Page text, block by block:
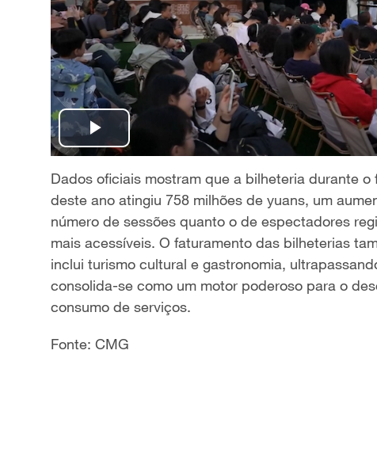
P
l
a
y
V
Dados oficiais mostram que a bilheteria durante o
deste ano atingiu 758 milhões de yuans, um
número de sessões quanto o de espectadores
mais acessíveis. O faturamento das bilheterias
inclui turismo cultural e gastronomia,
consolida-se como um motor poderoso para o
consumo de serviços.
Fonte: CMG